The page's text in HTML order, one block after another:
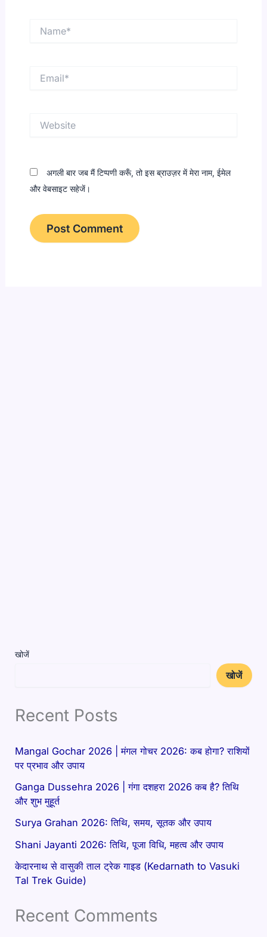
अगली बार जब मैं टिप्पणी करूँ, तो इस ब्राउज़र में मेरा नाम, ईमेल
और वेबसाइट सहेजें।
खोजें
खोजें
Recent Posts
Mangal Gochar 2026 | मंगल गोचर 2026: कब होगा? राशियों
पर प्रभाव और उपाय
Ganga Dussehra 2026 | गंगा दशहरा 2026 कब है? तिथि
और शुभ मुहूर्त
Surya Grahan 2026: तिथि, समय, सूतक और उपाय
Shani Jayanti 2026: तिथि, पूजा विधि, महत्व और उपाय
केदारनाथ से वासुकी ताल ट्रेक गाइड (Kedarnath to Vasuki
Tal Trek Guide)
Recent Comments